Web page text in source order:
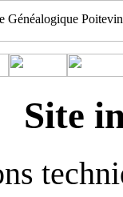
Généalogique Poitevin
Site